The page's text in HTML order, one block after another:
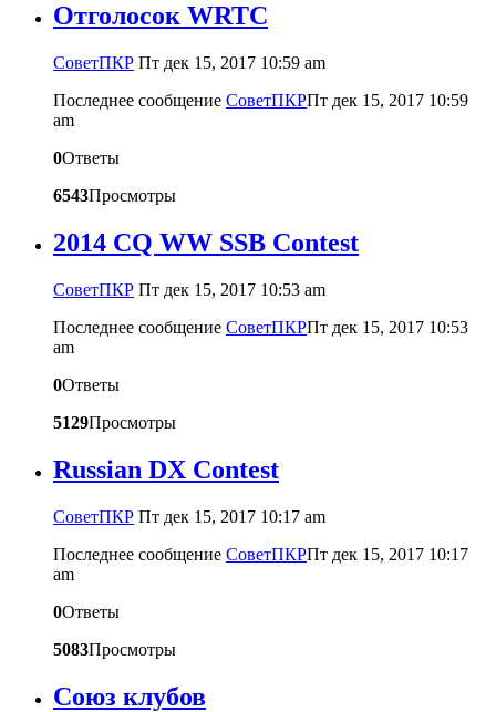
Отголосок WRTC
CоветПКР Пт дек 15, 2017 10:59 am
Последнее сообщение CоветПКРПт дек 15, 2017 10:59
am
0Ответы
6543Просмотры
2014 CQ WW SSB Contest
CоветПКР Пт дек 15, 2017 10:53 am
Последнее сообщение CоветПКРПт дек 15, 2017 10:53
am
0Ответы
5129Просмотры
Russian DX Contest
CоветПКР Пт дек 15, 2017 10:17 am
Последнее сообщение CоветПКРПт дек 15, 2017 10:17
am
0Ответы
5083Просмотры
Союз клубов